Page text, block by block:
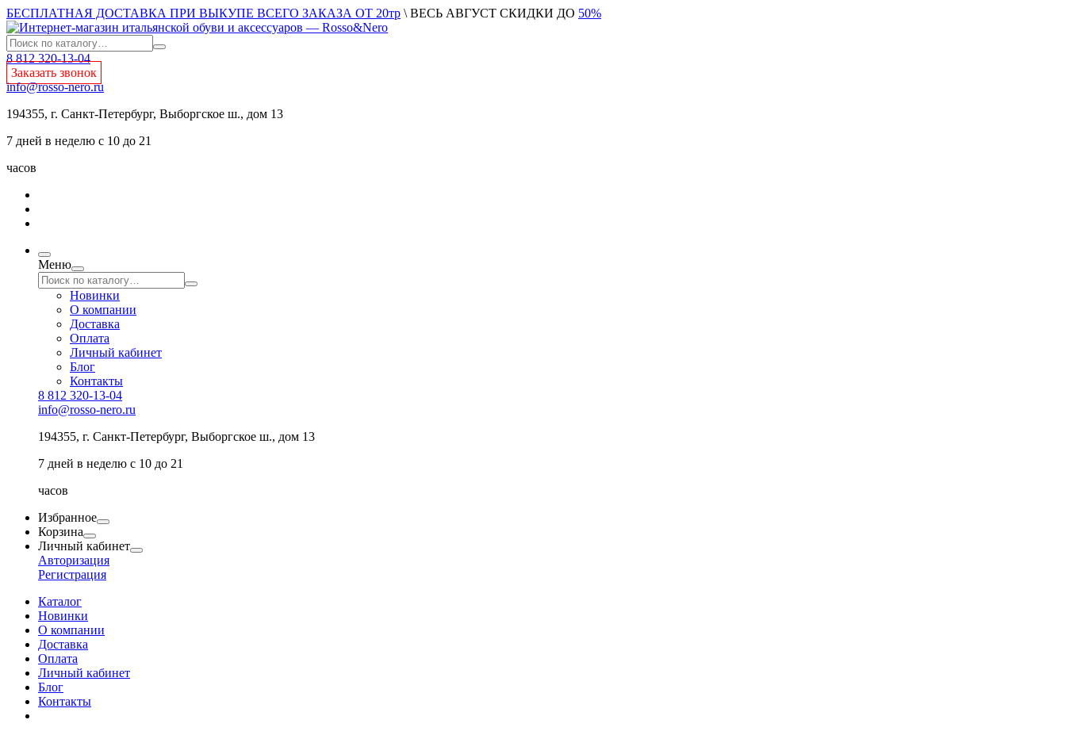
БЕСПЛАТНАЯ ДОСТАВКА ПРИ ВЫКУПЕ ВСЕГО ЗАКАЗА ОТ 20тр \ ВЕСЬ АВГУСТ СКИДКИ ДО 50%
8 812 320-13-04
Заказать звонок
info@rosso-nero.ru
194355, г. Санкт-Петербург, Выборгское ш., дом 13
7 дней в неделю с 10 до 21
часов
Меню
Новинки
О компании
Доставка
Оплата
Личный кабинет
Блог
Контакты
8 812 320-13-04
info@rosso-nero.ru
194355, г. Санкт-Петербург, Выборгское ш., дом 13
7 дней в неделю с 10 до 21
часов
Избранное
Корзина
Личный кабинет
Авторизация
Регистрация
Каталог
Новинки
О компании
Доставка
Оплата
Личный кабинет
Блог
Контакты